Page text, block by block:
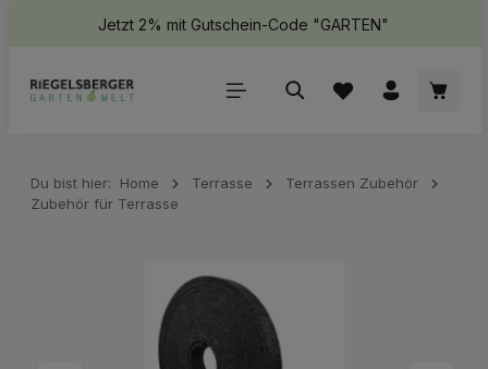
springenJetzt 2% mit Gutschein-Code "GARTEN"
Du bist hier: Home Terrasse
Terrassen Zubehör
Zubehör für Terrasse
Bildergalerie überspringen